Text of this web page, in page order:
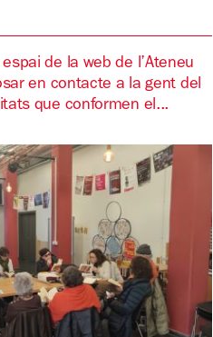
de la web de l’Ateneu
en contacte a la gent del
que conformen el...